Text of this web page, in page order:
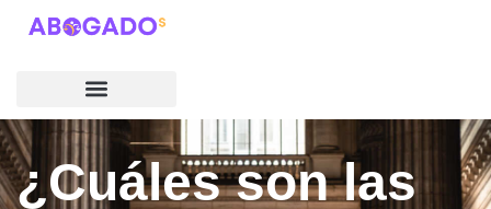
¿Cuáles son las